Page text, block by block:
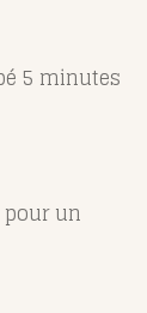
5 minutes
pour un